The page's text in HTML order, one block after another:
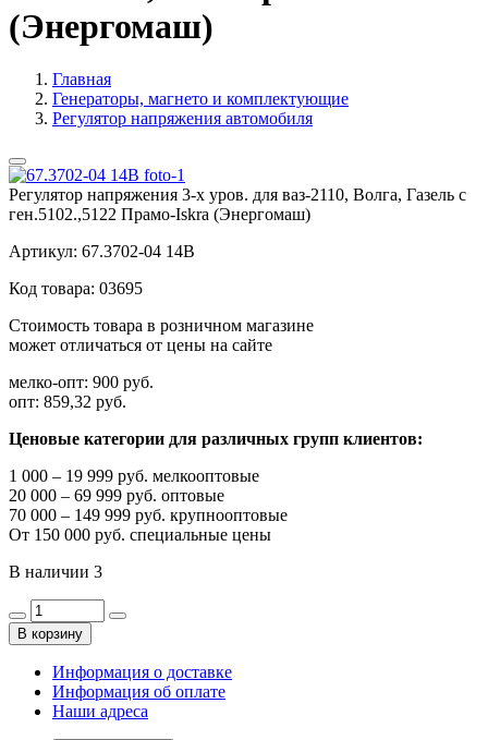
(Энергомаш)
Главная
Генераторы, магнето и комплектующие
Регулятор напряжения автомобиля
Регулятор напряжения 3-х уров. для ваз-2110, Волга, Газель с
ген.5102.,5122 Прамо-Iskra (Энергомаш)
Артикул: 67.3702-04 14В
Код товара: 03695
Стоимость товара в розничном магазине
может отличаться от цены на сайте
мелко-опт: 900 руб.
опт: 859,32 руб.
Ценовые категории для различных групп клиентов:
1 000 – 19 999 руб. мелкооптовые
20 000 – 69 999 руб. оптовые
70 000 – 149 999 руб. крупнооптовые
От 150 000 руб. специальные цены
В наличии 3
В корзину
Информация о доставке
Информация об оплате
Наши адреса